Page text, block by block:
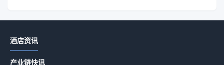
酒店资讯
产业链快讯